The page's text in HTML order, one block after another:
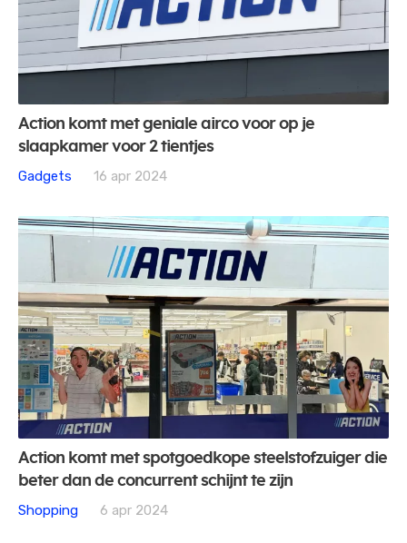
Action komt met geniale airco voor op je
slaapkamer voor 2 tientjes
Gadgets
16 apr 2024
Action komt met spotgoedkope steelstofzuiger die
beter dan de concurrent schijnt te zijn
Shopping
6 apr 2024